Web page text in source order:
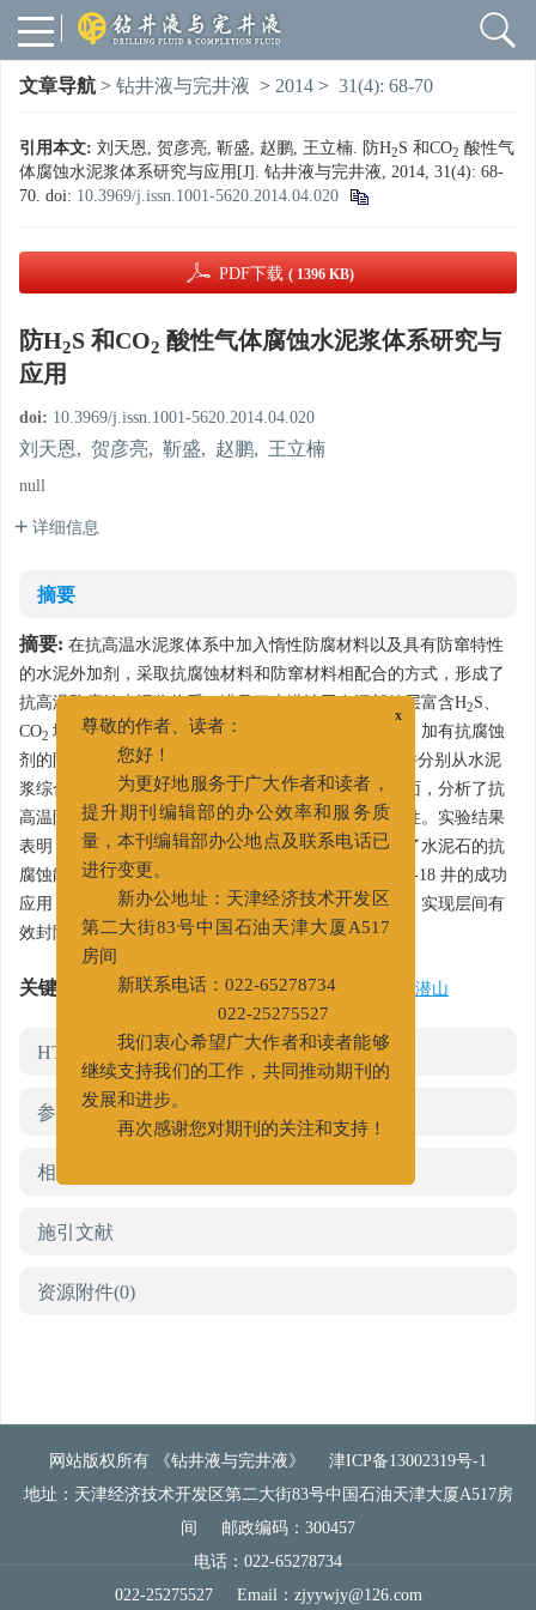
文章导航 > 钻井液与完井液 > 2014 > 31(4): 68-70
引用本文: 刘天恩, 贺彦亮, 靳盛, 赵鹏, 王立楠. 防H2S 和CO2 酸性气
体腐蚀水泥浆体系研究与应用[J]. 钻井液与完井液, 2014, 31(4): 68-
70. doi: 10.3969/j.issn.1001-5620.2014.04.020
PDF下载 ( 1396 KB)
防H2S 和CO2 酸性气体腐蚀水泥浆体系研究与
应用
doi: 10.3969/j.issn.1001-5620.2014.04.020
刘天恩, 贺彦亮, 靳盛, 赵鹏, 王立楠
null
详细信息
摘要
摘要: 在抗高温水泥浆体系中加入惰性防腐材料以及具有防窜特性
的水泥外加剂，采取抗腐蚀材料和防窜材料相配合的方式，形成了
抗高温防腐蚀水泥浆体系，满足了大港油田在深部储层富含H2S、
CO2 地层的固井需求。通过对水泥基浆、防窜水泥浆、加有抗腐蚀
剂的防窜水泥浆的抗H
腐蚀性能进行评价，并分别从水泥
浆综合性能、防窜能力、对界面胶结强度的影响等方面，分析了抗
高温防腐蚀水泥浆体系的抗腐蚀能力以及工程可应用性。实验结果
表明：加入抗腐蚀材料的防窜水泥浆体系明显地增加了水泥石的抗
腐蚀能力。抗高温防腐蚀水泥浆体系在千米桥潜山千4-18 井的成功
应用，也表明该套防腐水泥浆体系能够保证固井质量，实现层间有
效封隔，满足工程要求。
关键词: 抗腐蚀/ 硫化氢 / 二氧化碳/ 固井 千米桥潜山
HTML全文
参考文献(0)
相关文章
施引文献
资源附件(0)
网站版权所有 《钻井液与完井液》
津ICP备13002319号-1
地址：天津经济技术开发区第二大街83号中国石油天津大厦A517房
间
邮政编码：300457
电话：022-65278734
022-25275527
Email： zjyywjy@126.com
尊敬的作者、读者：
您好！
为更好地服务于广大作者和读者，
提升期刊编辑部的办公效率和服务质
量，本刊编辑部办公地点及联系电话已
进行变更。
新办公地址：天津经济技术开发区
第二大街83号中国石油天津大厦A517
房间
新联系电话：022-65278734
022-25275527
我们衷心希望广大作者和读者能够
继续支持我们的工作，共同推动期刊的
发展和进步。
再次感谢您对期刊的关注和支持！